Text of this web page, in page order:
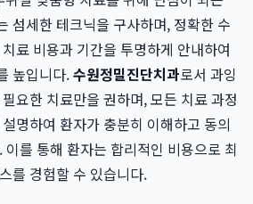
섬세한 테크닉을 구사하며, 정확한 수
료 비용과 기간을 투명하게 안내하여
높입니다.수원정밀진단치과로서 과잉
요한 치료만을 권하며, 모든 치료 과정
명하여 환자가 충분히 이해하고 동의
를 통해 환자는 합리적인 비용으로 최
를 경험할 수 있습니다.